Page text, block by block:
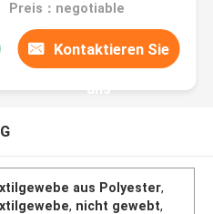
Preis：negotiable
Kontaktieren Sie
uns
aus Polyester,
, nicht gewebt,